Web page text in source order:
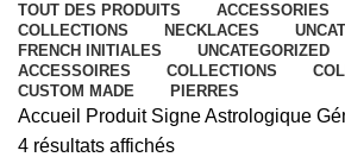
TOUT DES PRODUITS ACCESSORIES
COLLECTIONS
NECKLACES
FRENCH INITIALES
UNCATEGORIZED
ACCESSOIRES
COLLECTIONS
CUSTOM MADE
PIERRES
Accueil Produit Signe Astrologique
4 résultats affichés